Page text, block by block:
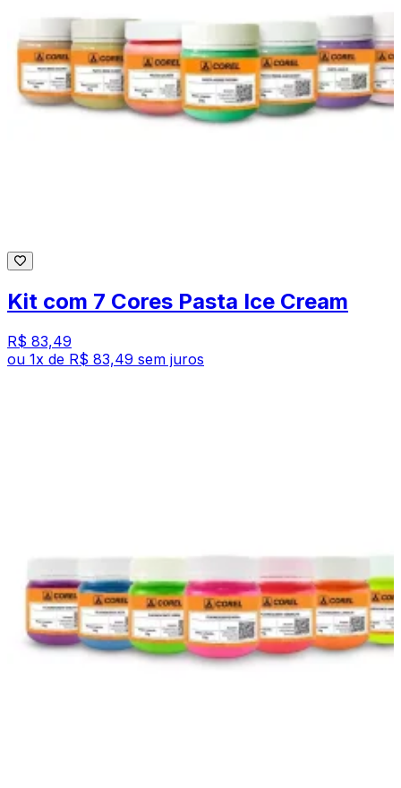
Kit com 7 Cores Pasta Ice Cream
R$ 83,49
ou 1x de R$ 83,49 sem juros